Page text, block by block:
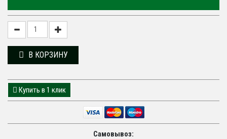
В КОРЗИНУ
Купить в 1 клик
Самовывоз: